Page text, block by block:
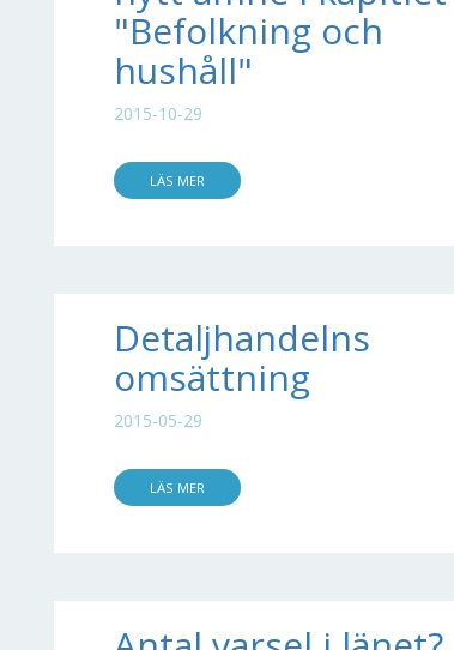
"Befolkning och
hushåll"
2015-10-29
LÄS MER
Detaljhandelns
omsättning
2015-05-29
LÄS MER